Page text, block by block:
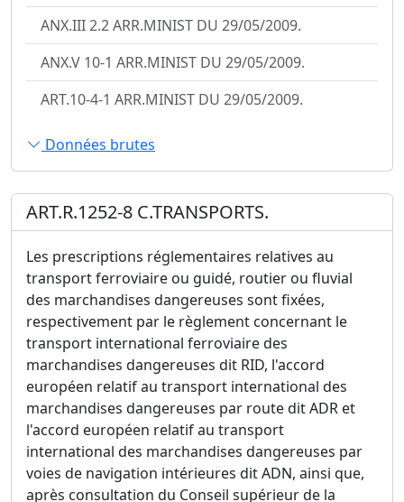
ANX.III 2.2 ARR.MINIST DU 29/05/2009.
ANX.V 10-1 ARR.MINIST DU 29/05/2009.
ART.10-4-1 ARR.MINIST DU 29/05/2009.
Données brutes
ART.R.1252-8 C.TRANSPORTS.
Les prescriptions réglementaires relatives au
transport ferroviaire ou guidé, routier ou fluvial
des marchandises dangereuses sont fixées,
respectivement par le règlement concernant le
transport international ferroviaire des
marchandises dangereuses dit RID, l'accord
européen relatif au transport international des
marchandises dangereuses par route dit ADR et
l'accord européen relatif au transport
international des marchandises dangereuses par
voies de navigation intérieures dit ADN, ainsi que,
après consultation du Conseil supérieur de la